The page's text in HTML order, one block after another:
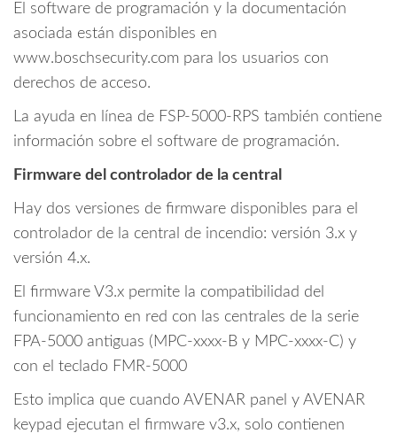
El software de programación y la documentación
asociada están disponibles en
www.boschsecurity.com para los usuarios con
derechos de acceso.
La ayuda en línea de FSP-5000-RPS también contiene
información sobre el software de programación.
Firmware del controlador de la central
Hay dos versiones de firmware disponibles para el
controlador de la central de incendio: versión 3.x y
versión 4.x.
El firmware V3.x permite la compatibilidad del
funcionamiento en red con las centrales de la serie
FPA-5000 antiguas (MPC-xxxx-B y MPC-xxxx-C) y
con el teclado FMR-5000
Esto implica que cuando AVENAR panel y AVENAR
keypad ejecutan el firmware v3.x, solo contienen